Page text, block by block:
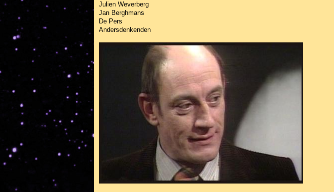
Julien Weverberg
Jan Berghmans
De Pers
Andersdenkenden